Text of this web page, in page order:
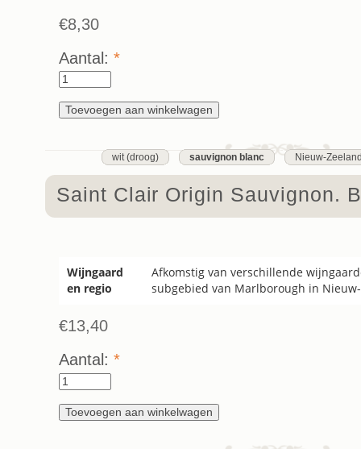
€8,30
Aantal: *
wit (droog) sauvignon blanc Nieuw-
Saint Clair Origin Sauvignon.
Wijngaard
en regio
Afkomstig van verschillende
subgebied van Marlborough in
€13,40
Aantal: *